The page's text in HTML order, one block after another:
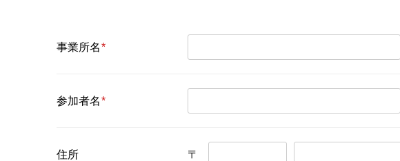
事業所名*
参加者名*
住所 〒